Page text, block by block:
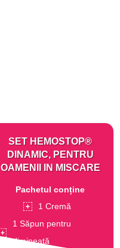
SET HEMOSTOP®
DINAMIC, PENTRU
OAMENII IN MISCARE
Pachetul conține
1 Cremă
1 Săpun pentru
dimineață